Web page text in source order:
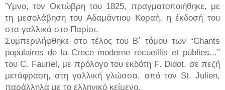
Ύμνο, τον Οκτώβρη του 1825, πραγματοποιήθηκε, με
τη μεσολάβηση του Αδαμάντιου Κοραή, η έκδοσή του
στα γαλλικά στο Παρίσι.
Συμπεριλήφθηκε στο τέλος του Β΄ τόμου των “Chants
populaires de la Crece moderne recueillis et publies...”
του C. Fauriel, με πρόλογο του εκδότη F. Didot, σε πεζή
μετάφραση, στη γαλλική γλώσσα, από τον St.Julien,
παράλληλα με το ελληνικό κείμενο.